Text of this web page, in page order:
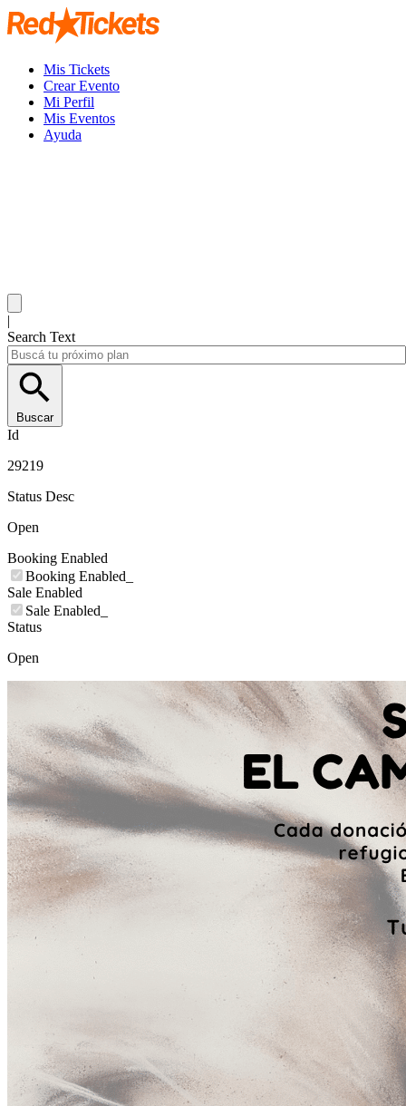
Mis Tickets
Crear Evento
Mi Perfil
Mis Eventos
Ayuda
|
Search Text
Buscar
Id
29219
Status Desc
Open
Booking Enabled
Booking Enabled_
Sale Enabled
Sale Enabled_
Status
Open